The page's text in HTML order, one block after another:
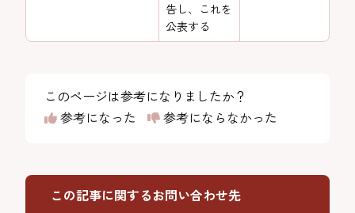
告し、これを
公表する
このページは参考になりましたか？
参考になった
参考にならなかった
この記事に関するお問い合わせ先